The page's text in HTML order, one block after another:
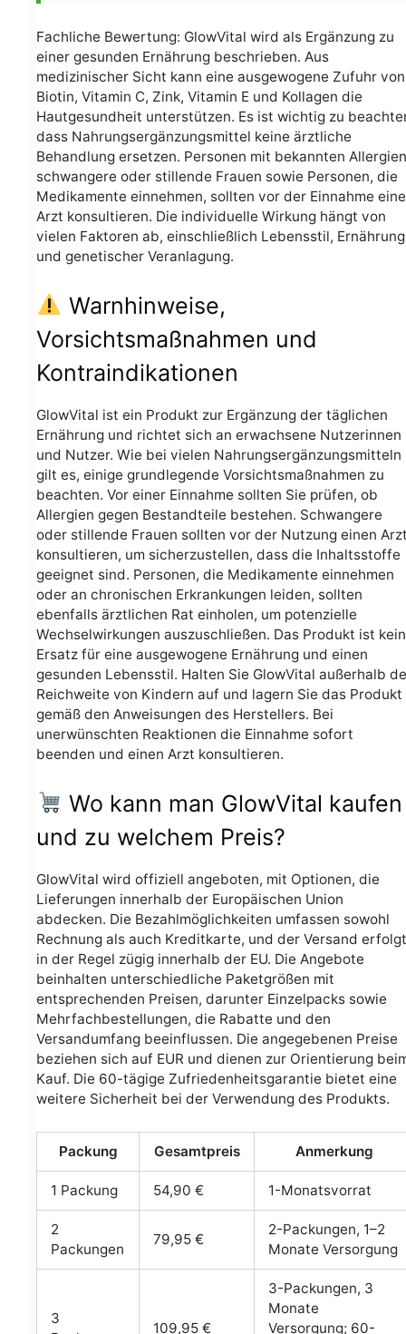
Fachliche Bewertung: GlowVital wird als Ergänzung zu
einer gesunden Ernährung beschrieben. Aus
medizinischer Sicht kann eine ausgewogene Zufuhr von
Biotin, Vitamin C, Zink, Vitamin E und Kollagen die
Hautgesundheit unterstützen. Es ist wichtig zu
dass Nahrungsergänzungsmittel keine ärztliche
Behandlung ersetzen. Personen mit bekannten
schwangere oder stillende Frauen sowie Personen, die
Medikamente einnehmen, sollten vor der Einnahme
Arzt konsultieren. Die individuelle Wirkung hängt von
vielen Faktoren ab, einschließlich Lebensstil, Ernährung
und genetischer Veranlagung.
Warnhinweise,
Vorsichtsmaßnahmen und
Kontraindikationen
GlowVital ist ein Produkt zur Ergänzung der täglichen
Ernährung und richtet sich an erwachsene Nutzerinnen
und Nutzer. Wie bei vielen Nahrungsergänzungsmitteln
gilt es, einige grundlegende Vorsichtsmaßnahmen zu
beachten. Vor einer Einnahme sollten Sie prüfen, ob
Allergien gegen Bestandteile bestehen. Schwangere
oder stillende Frauen sollten vor der Nutzung einen
konsultieren, um sicherzustellen, dass die Inhaltsstoffe
geeignet sind. Personen, die Medikamente einnehmen
oder an chronischen Erkrankungen leiden, sollten
ebenfalls ärztlichen Rat einholen, um potenzielle
Wechselwirkungen auszuschließen. Das Produkt ist kein
Ersatz für eine ausgewogene Ernährung und einen
gesunden Lebensstil. Halten Sie GlowVital außerhalb
Reichweite von Kindern auf und lagern Sie das Produkt
gemäß den Anweisungen des Herstellers. Bei
unerwünschten Reaktionen die Einnahme sofort
beenden und einen Arzt konsultieren.
Wo kann man GlowVital kaufen
und zu welchem Preis?
GlowVital wird offiziell angeboten, mit Optionen, die
Lieferungen innerhalb der Europäischen Union
abdecken. Die Bezahlmöglichkeiten umfassen sowohl
Rechnung als auch Kreditkarte, und der Versand erfolgt
in der Regel zügig innerhalb der EU. Die Angebote
beinhalten unterschiedliche Paketgrößen mit
entsprechenden Preisen, darunter Einzelpacks sowie
Mehrfachbestellungen, die Rabatte und den
Versandumfang beeinflussen. Die angegebenen Preise
beziehen sich auf EUR und dienen zur Orientierung
Kauf. Die 60-tägige Zufriedenheitsgarantie bietet eine
weitere Sicherheit bei der Verwendung des Produkts.
Packung Gesamtpreis Anmerkung
1 Packung 54,90 € 1-Monatsvorrat
2
Packungen
79,95 €
2-Packungen, 1–2
Monate Versorgung
3
109,95 €
3-Packungen, 3
Monate
Versorgung; 60-